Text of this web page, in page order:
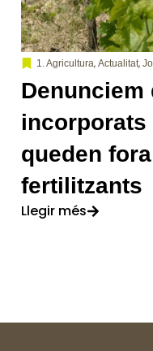
1. Agricultura,Actualitat,
Denunciem
incorporats
queden
fertilitzants
Llegir més